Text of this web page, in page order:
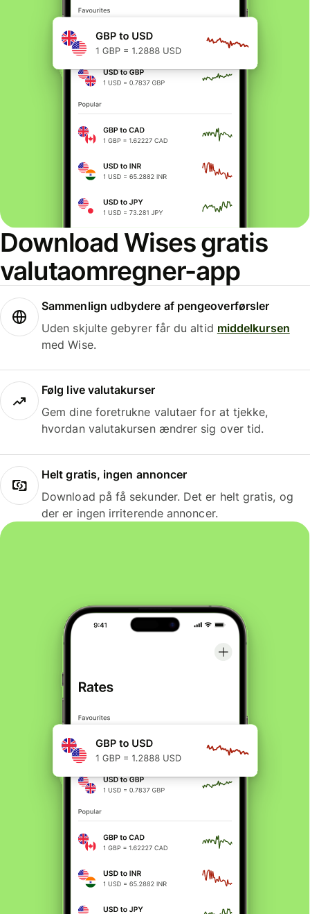
Download Wises gratis
valutaomregner-app
Sammenlign udbydere af pengeoverførsler
Uden skjulte gebyrer får du altid middelkursen
med Wise.
Følg live valutakurser
Gem dine foretrukne valutaer for at tjekke,
hvordan valutakursen ændrer sig over tid.
Helt gratis, ingen annoncer
Download på få sekunder. Det er helt gratis, og
der er ingen irriterende annoncer.